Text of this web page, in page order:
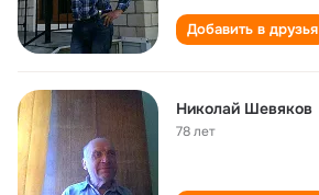
Добавить в друзья
Николай Шевяков
78 лет